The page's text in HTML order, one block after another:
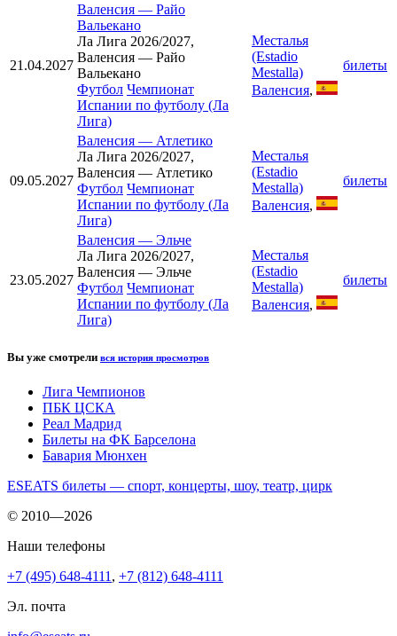
21.04.2027
Валенсия — Райо
Вальекано
Ла Лига 2026/2027,
Валенсия — Райо
Вальекано
Футбол Чемпионат
Испании по футболу (Ла
Лига)
Месталья
(Estadio
Mestalla)
Валенсия,
билеты
09.05.2027
Валенсия — Атлетико
Ла Лига 2026/2027,
Валенсия — Атлетико
Футбол Чемпионат
Испании по футболу (Ла
Лига)
Месталья
(Estadio
Mestalla)
Валенсия,
билеты
23.05.2027
Валенсия — Эльче
Ла Лига 2026/2027,
Валенсия — Эльче
Футбол Чемпионат
Испании по футболу (Ла
Лига)
Месталья
(Estadio
Mestalla)
Валенсия,
билеты
Вы уже смотрели вся история просмотров
Лига Чемпионов
ПБК ЦСКА
Реал Мадрид
Билеты на ФК Барселона
Бавария Мюнхен
ESEATS билеты — спорт, концерты, шоу, театр, цирк
© 2010—2026
Наши телефоны
+7 (495) 648-4111 , +7 (812) 648-4111
Эл. почта